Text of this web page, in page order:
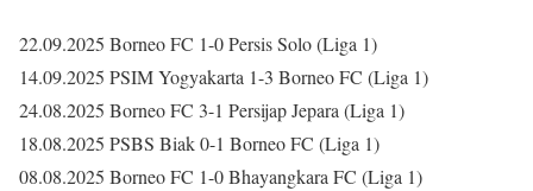
22.09.2025 Borneo FC 1-0 Persis Solo (Liga 1)
14.09.2025 PSIM Yogyakarta 1-3 Borneo FC (Liga 1)
24.08.2025 Borneo FC 3-1 Persijap Jepara (Liga 1)
18.08.2025 PSBS Biak 0-1 Borneo FC (Liga 1)
08.08.2025 Borneo FC 1-0 Bhayangkara FC (Liga 1)